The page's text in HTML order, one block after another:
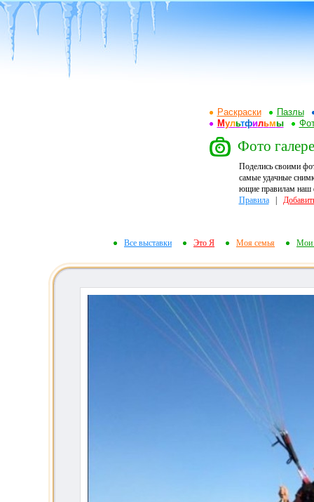
Раскраски
Пазлы
Мультфильмы
Фото
Поделись своими
самые удачные
ющие правилам наш
Правила|
Все выставки Это Я Моя семья Мои